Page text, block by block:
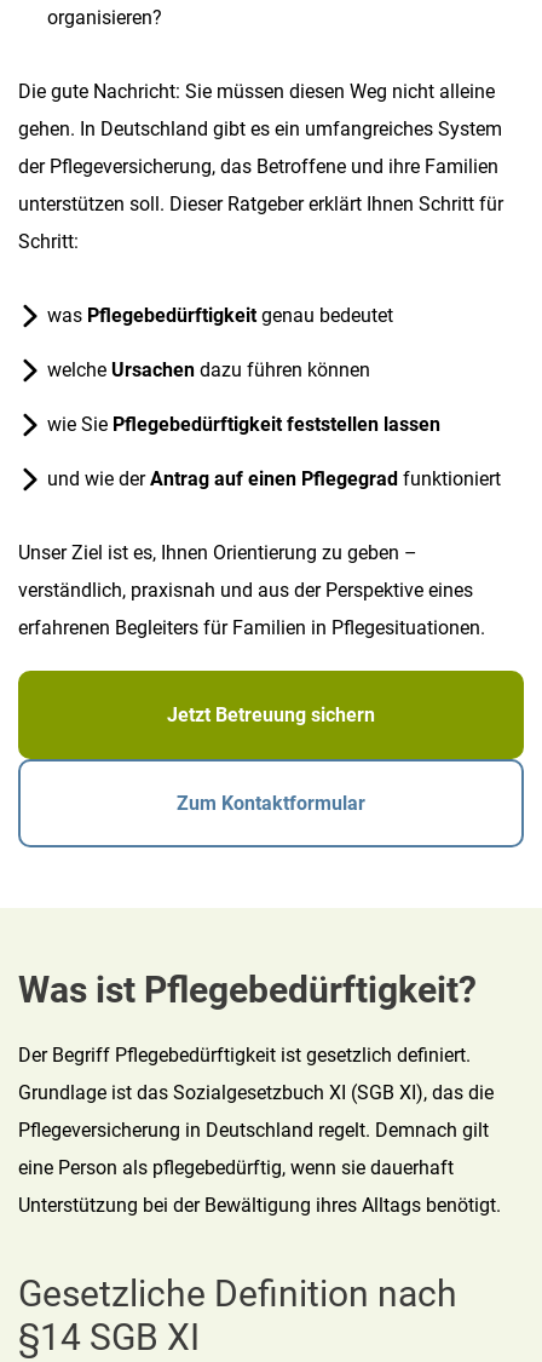
organisieren?
Die gute Nachricht: Sie müssen diesen Weg nicht alleine
gehen. In Deutschland gibt es ein umfangreiches System
der Pflegeversicherung, das Betroffene und ihre Familien
unterstützen soll. Dieser Ratgeber erklärt Ihnen Schritt für
Schritt:
was Pflegebedürftigkeitgenau bedeutet
welche Ursachen dazu führen können
wie Sie Pflegebedürftigkeit feststellen lassen
und wie derAntrag auf einen Pflegegrad funktioniert
Unser Ziel ist es, Ihnen Orientierung zu geben –
verständlich, praxisnah und aus der Perspektive eines
erfahrenen Begleiters für Familien in Pflegesituationen.
Jetzt Betreuung sichern
Zum Kontaktformular
Was ist Pflegebedürftigkeit?
Der Begriff Pflegebedürftigkeit ist gesetzlich definiert.
Grundlage ist das Sozialgesetzbuch XI (SGB XI), das die
Pflegeversicherung in Deutschland regelt. Demnach gilt
eine Person als pflegebedürftig, wenn sie dauerhaft
Unterstützung bei der Bewältigung ihres Alltags benötigt.
Gesetzliche Definition nach
§14 SGB XI